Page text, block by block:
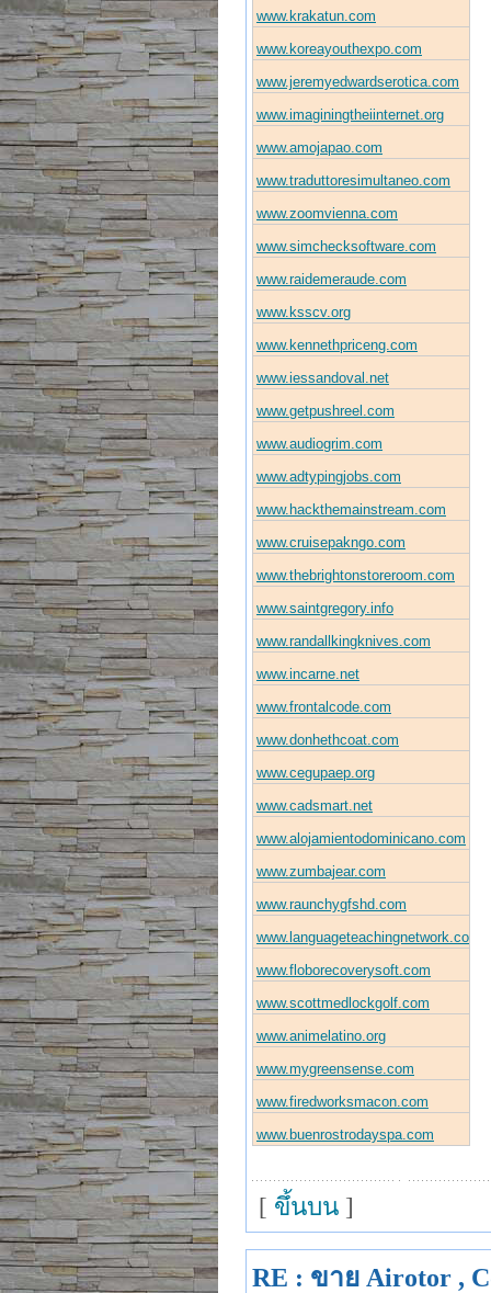
www.krakatun.com
www.koreayouthexpo.com
www.jeremyedwardserotica.com
www.imaginingtheiinternet.org
www.amojapao.com
www.traduttoresimultaneo.com
www.zoomvienna.com
www.simchecksoftware.com
www.raidemeraude.com
www.ksscv.org
www.kennethpriceng.com
www.iessandoval.net
www.getpushreel.com
www.audiogrim.com
www.adtypingjobs.com
www.hackthemainstream.com
www.cruisepakngo.com
www.thebrightonstoreroom.com
www.saintgregory.info
www.randallkingknives.com
www.incarne.net
www.frontalcode.com
www.donhethcoat.com
www.cegupaep.org
www.cadsmart.net
www.alojamientodominicano.com
www.zumbajear.com
www.raunchygfshd.com
www.languageteachingnetwork.com
www.floborecoverysoft.com
www.scottmedlockgolf.com
www.animelatino.org
www.mygreensense.com
www.firedworksmacon.com
www.buenrostrodayspa.com
[ ขึ้นบน ]
RE : ขาย Airotor ,